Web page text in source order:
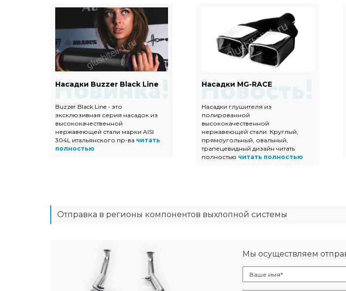
Насадки Buzzer Black Line
Buzzer Black Line - это
эксклюзивная серия насадок из
высококачественной
нержавеющей стали марки AISI
304L итальянского пр-ва читать
полностью
Насадки MG-RACE
Насадки глушителя из
полированной
высококачественной
нержавеющей стали. Круглый,
прямоугольный, овальный,
трапецевидный дизайн читать
полностью читать полностью
Отправка в регионы компонентов выхлопной системы
Мы осуществляем